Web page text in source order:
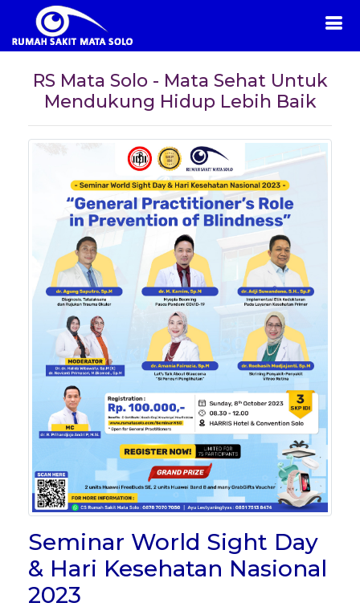
RS Mata Solo - Mata Sehat Untuk
Mendukung Hidup Lebih Baik
Seminar World Sight Day
& Hari Kesehatan Nasional
2023